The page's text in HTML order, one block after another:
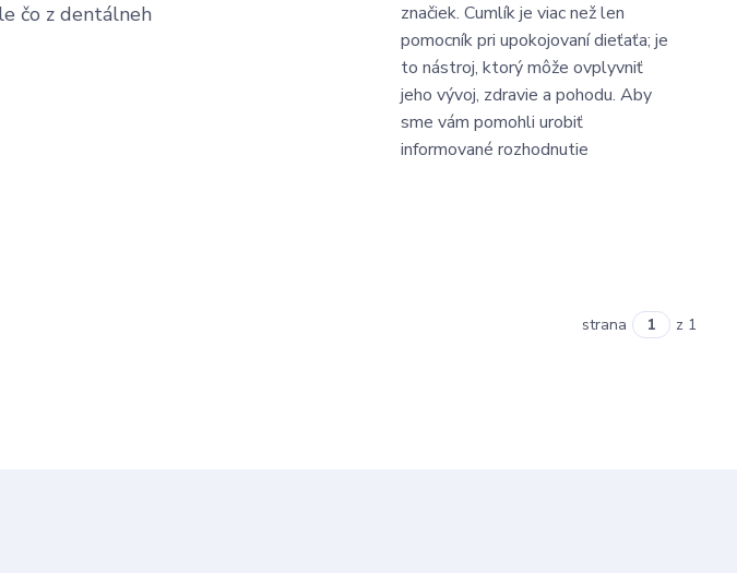
čo z dentálneh
značiek. Cumlík je viac než len
pomocník pri upokojovaní dieťaťa; je
to nástroj, ktorý môže ovplyvniť
jeho vývoj, zdravie a pohodu. Aby
sme vám pomohli urobiť
informované rozhodnutie
strana z 1